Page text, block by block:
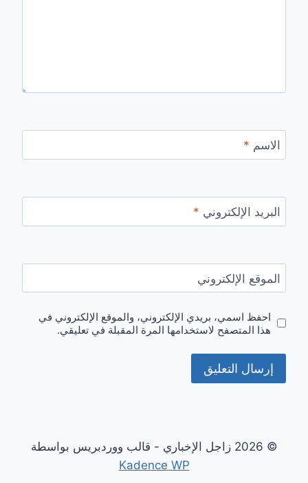
الاسم *
البريد الإلكتروني *
الموقع الإلكتروني
احفظ اسمي، بريدي الإلكتروني، والموقع الإلكتروني في
هذا المتصفح لاستخدامها المرة المقبلة في تعليقي.
© 2026 زاجل الإخباري - قالب ووردبريس بواسطة
Kadence WP